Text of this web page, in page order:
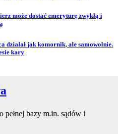
może dostać emeryturę zwykłą i
działał jak komornik, ale samowolnie.
kary
pełnej bazy m.in. sądów i